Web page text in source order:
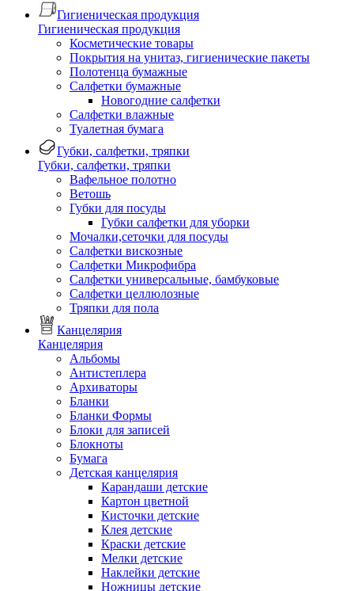
Гигиеническая продукция
Гигиеническая продукция
Косметические товары
Покрытия на унитаз, гигиенические пакеты
Полотенца бумажные
Салфетки бумажные
Новогодние салфетки
Салфетки влажные
Туалетная бумага
Губки, салфетки, тряпки
Губки, салфетки, тряпки
Вафельное полотно
Ветошь
Губки для посуды
Губки салфетки для уборки
Мочалки,сеточки для посуды
Салфетки вискозные
Салфетки Микрофибра
Салфетки универсальные, бамбуковые
Салфетки целлюлозные
Тряпки для пола
Канцелярия
Канцелярия
Альбомы
Антистеплера
Архиваторы
Бланки
Бланки Формы
Блоки для записей
Блокноты
Бумага
Детская канцелярия
Карандаши детские
Картон цветной
Кисточки детские
Клея детские
Краски детские
Мелки детские
Наклейки детские
Ножницы детские